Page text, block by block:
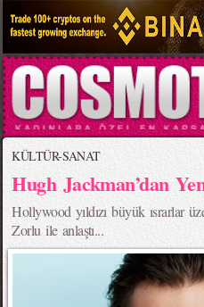
KÜLTÜR-SANAT
Hugh Jackman’dan
Hollywood yıldızı büyük ısrarlar
Zorlu ile anlaştı...